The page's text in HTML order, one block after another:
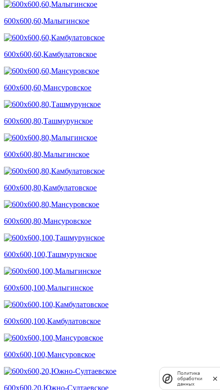
600х600,60,Малыгинское
600х600,60,Камбулатовское
600х600,60,Мансуровское
600х600,80,Ташмурунское
600х600,80,Малыгинское
600х600,80,Камбулатовское
600х600,80,Мансуровское
600х600,100,Ташмурунское
600х600,100,Малыгинское
600х600,100,Камбулатовское
600х600,100,Мансуровское
600х600,20,Южно-Султаевское
Политика
обработки
данных